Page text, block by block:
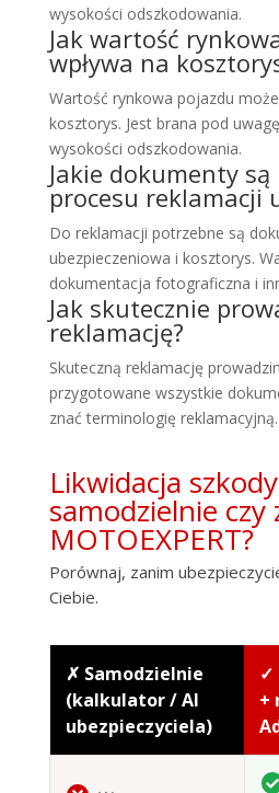
wysokości odszkodowania.
Jak wartość
wpływa na
Wartość rynkowa pojazdu
kosztorys. Jest brana pod
wysokości odszkodowania.
Jakie dokumenty
procesu reklamacji
Do reklamacji potrzebne są
ubezpieczeniowa i kosztorys.
dokumentacja fotograficzna i
Jak skutecznie
reklamację?
Skuteczną reklamację
przygotowane wszystkie
znać terminologię reklamacyjną.
Likwidacja
samodzielnie czy
MOTOEXPERT?
Porównaj, zanim
Ciebie.
✗ Samodzielnie
(kalkulator / AI
ubezpieczyciela)
✓
+